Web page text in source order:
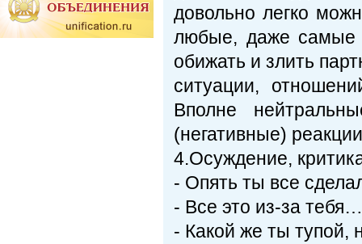
довольно легко
любые, даже самые
обижать и злить
ситуации,
Вполне
(негативные)
4.Осуждение,
- Опять ты все
- Все это из-за тебя…
- Какой же ты тупой,